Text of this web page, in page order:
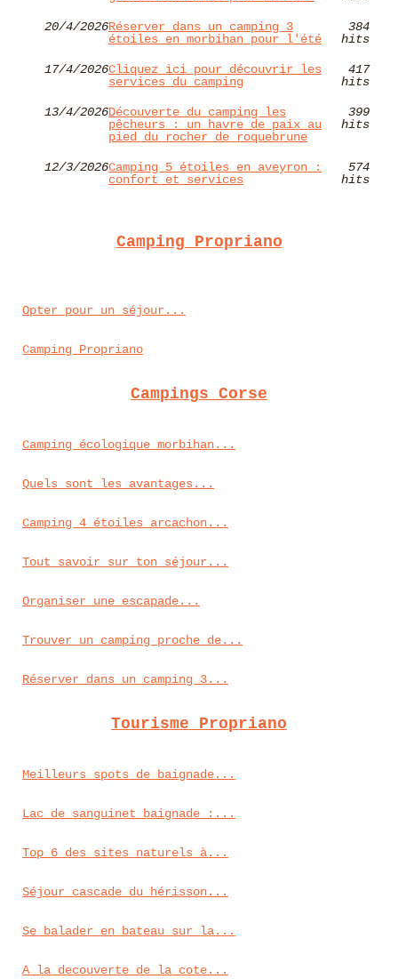
20/4/2026Réserver dans un camping 3
étoiles en morbihan pour l'été
384
hits
17/4/2026Cliquez ici pour découvrir les
services du camping
417
hits
13/4/2026Découverte du camping les
pêcheurs : un havre de paix au
pied du rocher de roquebrune
399
hits
12/3/2026Camping 5 étoiles en aveyron :
confort et services
574
hits
Camping Propriano
Opter pour un séjour...
Camping Propriano
Campings Corse
Camping écologique morbihan...
Quels sont les avantages...
Camping 4 étoiles arcachon...
Tout savoir sur ton séjour...
Organiser une escapade...
Trouver un camping proche de...
Réserver dans un camping 3...
Tourisme Propriano
Meilleurs spots de baignade...
Lac de sanguinet baignade :...
Top 6 des sites naturels à...
Séjour cascade du hérisson...
Se balader en bateau sur la...
A la decouverte de la cote...